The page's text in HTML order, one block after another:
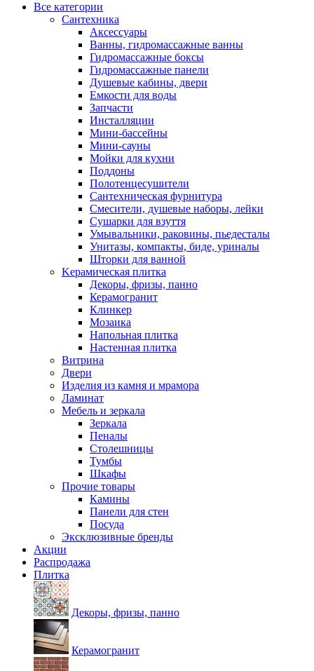
Все категории
Cантехника
Аксессуары
Ванны, гидромассажные ванны
Гидромассажные боксы
Гидромассажные панели
Душевые кабины, двери
Емкости для воды
Запчасти
Инсталляции
Мини-бассейны
Мини-сауны
Мойки для кухни
Поддоны
Полотенцесушители
Сантехническая фурнитура
Смесители, душевые наборы, лейки
Сушарки для взуття
Умывальники, раковины, пьедесталы
Унитазы, компакты, биде, уриналы
Шторки для ванной
Kерамическая плитка
Декоры, фризы, панно
Керамогранит
Клинкер
Мозаика
Напольная плитка
Настенная плитка
Витрина
Двери
Изделия из камня и мрамора
Ламинат
Мебель и зеркала
Зеркала
Пеналы
Столешницы
Тумбы
Шкафы
Прочие товары
Камины
Панели для стен
Посуда
Эксклюзивные бренды
Акции
Распродажа
Плитка
Декоры, фризы, панно
Керамогранит